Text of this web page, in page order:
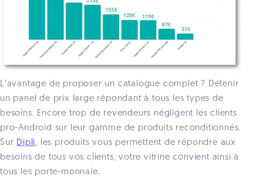
L’avantage de proposer un catalogue complet ? Détenir
un panel de prix large répondant à tous les types de
besoins. Encore trop de revendeurs négligent les clients
pro-Android sur leur gamme de produits reconditionnés.
Sur Dipli, les produits vous permettent de répondre aux
besoins de tous vos clients, votre vitrine convient ainsi à
tous les porte-monnaie.